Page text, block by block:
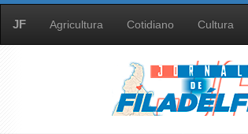
JF Agricultura Cotidiano Cultura